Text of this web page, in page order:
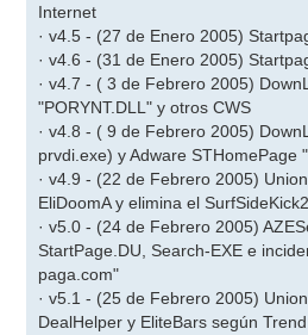
Internet
· v4.5 - (27 de Enero 2005)
· v4.6 - (31 de Enero 2005)
· v4.7 - ( 3 de Febrero 2005)
"PORYNT.DLL" y otros CWS
· v4.8 - ( 9 de Febrero 2005)
prvdi.exe) y Adware STHomePage
· v4.9 - (22 de Febrero 2005)
EliDoomA y elimina el
· v5.0 - (24 de Febrero 2005)
StartPage.DU, Search-EXE e
paga.com"
· v5.1 - (25 de Febrero 2005)
DealHelper y EliteBars según Trend